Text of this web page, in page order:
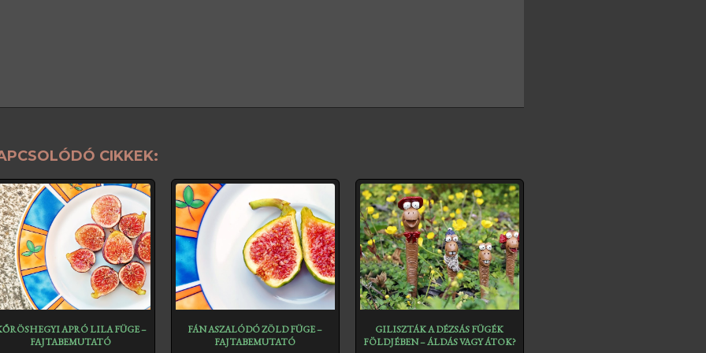
CIKKEK:
APRÓ LILA FÜGE –
FAJTABEMUTATÓ
FÁN ASZALÓDÓ ZÖLD FÜGE –
FAJTABEMUTATÓ
GILISZTÁK A DÉZSÁS FÜGÉK
FÖLDJÉBEN – ÁLDÁS VAGY ÁTOK?